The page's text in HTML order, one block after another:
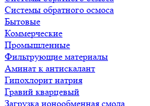
Системы обратного осмоса
Бытовые
Коммерческие
Промышленные
Фильтрующие материалы
Аминат к антискалант
Гипохлорит натрия
Гравий кварцевый
Загрузка ионообменная смола